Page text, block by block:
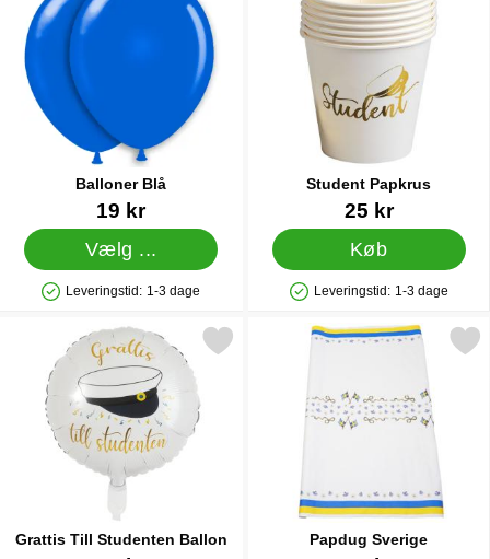
Balloner Blå
19 kr
Vælg ...
Produkttilgængelighed: På lager
Leveringstid: 1-3 dage
Student Papkrus
Varenr 2784325 kr
Køb
Produkttilgængelighed: På lager
Leveringstid: 1-3 dage
Grattis Till Studenten Ballon
Markér grattis Till Studenten Ballon som favorit
Papdug Sverige
Markér papdug